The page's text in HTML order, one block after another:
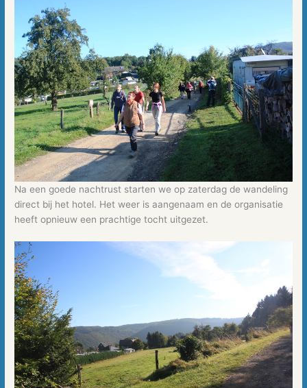
Na een goede nachtrust starten we op zaterdag de wandeling
direct bij het hotel. Het weer is aangenaam en de organisatie
heeft opnieuw een prachtige tocht uitgezet.